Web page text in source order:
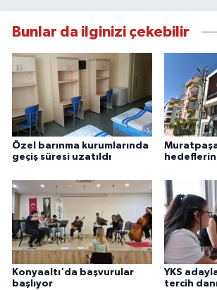
Bunlar da ilginizi çekebilir
Özel barınma kurumlarında
geçiş süresi uzatıldı
Konyaaltı'da başvurular
başlıyor
YKS
tercih